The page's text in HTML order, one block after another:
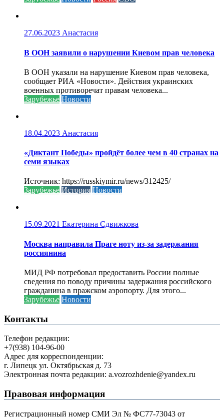
27.06.2023 Анастасия
В ООН заявили о нарушении Киевом прав человека
В ООН указали на нарушение Киевом прав человека,
сообщает РИА «Новости». Действия украинских
военных противоречат правам человека...
Зарубежье Новости
18.04.2023 Анастасия
«Диктант Победы» пройдёт более чем в 40 странах на
семи языках
Источник: https://russkiymir.ru/news/312425/
Зарубежье История Новости
15.09.2021 Екатерина Сдвижкова
Москва направила Праге ноту из-за задержания
россиянина
МИД РФ потребовал предоставить России полные
сведения по поводу причины задержания российского
гражданина в пражском аэропорту. Для этого...
Зарубежье Новости
Контакты
Телефон редакции:
+7(938) 104-96-00
Адрес для корреспонденции:
г. Липецк ул. Октябрьская д. 73
Электронная почта редакции: a.vozrozhdenie@yandex.ru
Правовая информация
Регистрационный номер СМИ Эл № ФС77-73043 от